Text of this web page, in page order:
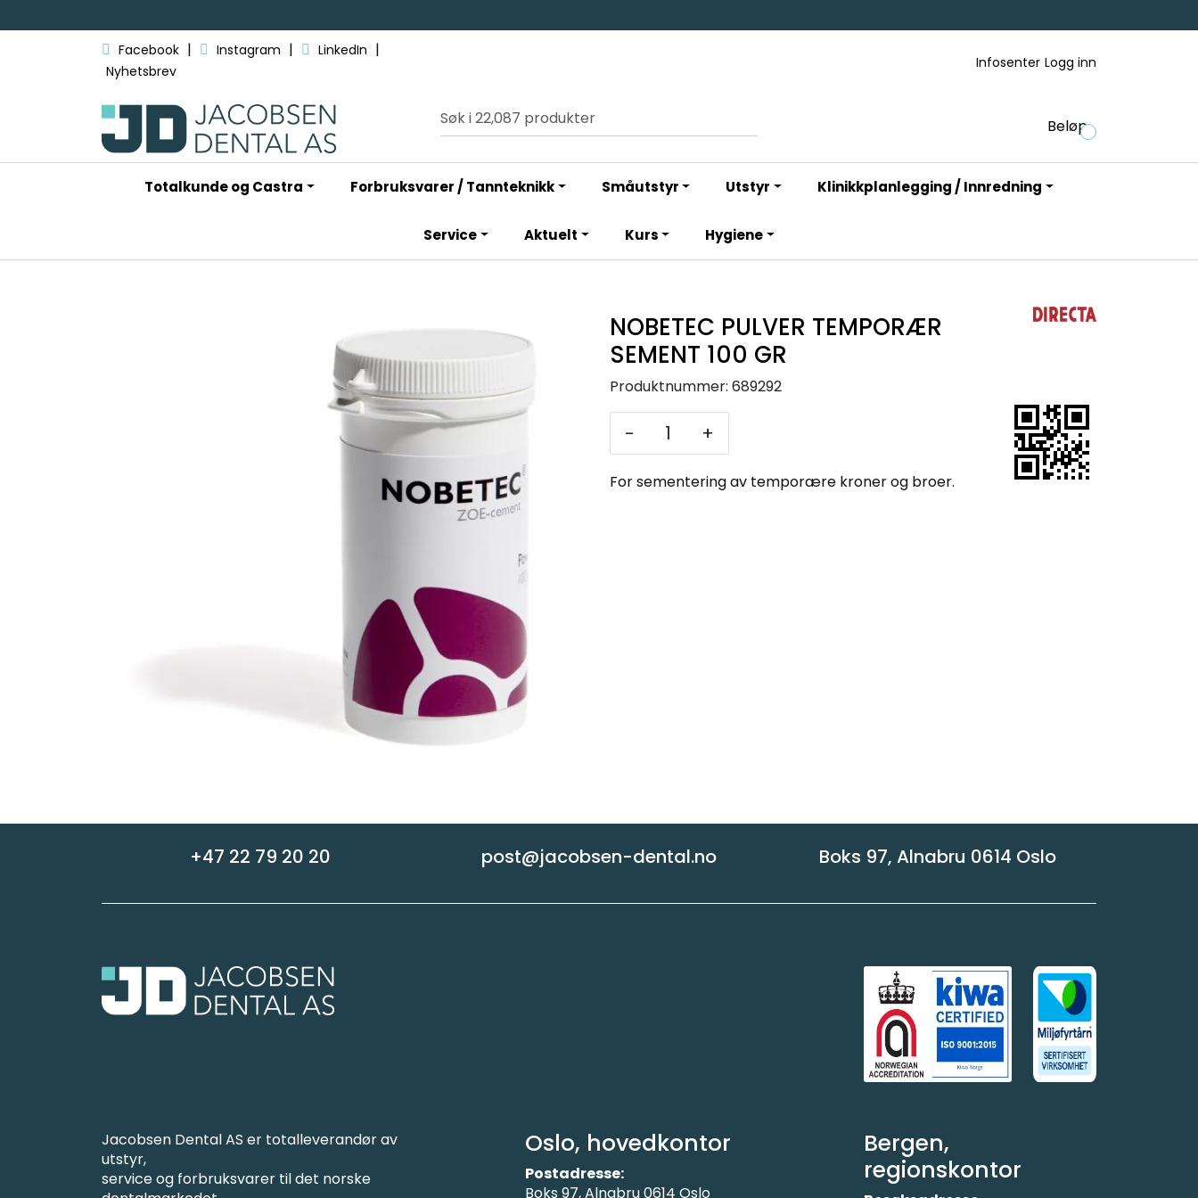
Facebook | Instagram | LinkedIn |
Nyhetsbrev Infosenter Logg inn
Beløp
Totalkunde og Castra Forbruksvarer / Tannteknikk Småutstyr Utstyr Klinikkplanlegging / Innredning
Service Aktuelt Kurs Hygiene
NOBETEC PULVER TEMPORÆR
SEMENT 100 GR
Produktnummer: 689292
- +
For sementering av temporære kroner og broer.
+47 22 79 20 20 post@jacobsen-dental.no Boks 97, Alnabru 0614 Oslo
Jacobsen Dental AS er totalleverandør av
utstyr,
service og forbruksvarer til det norske
Bergen,
regionskontor
Oslo, hovedkontor
Postadresse:
Boks 97, Alnabru 0614 Oslo